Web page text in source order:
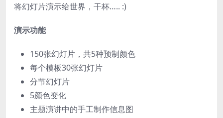
将幻灯片演示给世界，干杯….. :)
演示功能
150张幻灯片，共5种预制颜色
每个模板30张幻灯片
分节幻灯片
5颜色变化
主题演讲中的手工制作信息图